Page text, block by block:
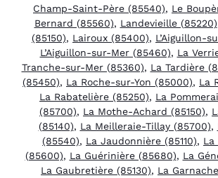
Champ-Saint-Père (85540), Le
Bernard (85560), Landevieille (85220)
(85150), Lairoux (85400), L’Aiguillon-
L’Aiguillon-sur-Mer (85460), La
Tranche-sur-Mer (85360), La Tardière
(85450), La Roche-sur-Yon (85000), La
La Rabatelière (85250), La
(85700), La Mothe-Achard (85150),
(85140), La Meilleraie-Tillay (85700),
(85540), La Jaudonnière (85110), La
(85600), La Guérinière (85680), La
La Gaubretière (85130), La